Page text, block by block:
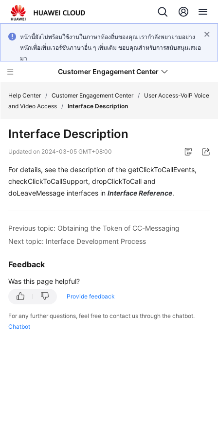
หน้านี้ยังไม่พร้อมใช้งานในภาษาท้องถิ่นของคุณ เรากำลังพยายามอย่าง
หนักเพื่อเพิ่มเวอร์ชันภาษาอื่น ๆ เพิ่มเติม ขอบคุณสำหรับการสนับสนุนเสมอ
มา
Customer Engagement Center
Overview
Started
User
Price
Guide
API
Reference
FAQs
Help Center / Customer Engagement Center /
User Access-VoIP Voice
and Video Access / Interface Description
Interface Description
Updated on 2024-03-05 GMT+08:00
For details, see the description of the getClickToCallEvents,
checkClickToCallSupport, dropClickToCall and
doLeaveMessage interfaces in Interface Reference.
Previous topic: Obtaining the Token of CC-Messaging
Next topic: Interface Development Process
Feedback
Was this page helpful?
Provide feedback
For any further questions, feel free to contact us through the chatbot.
Chatbot